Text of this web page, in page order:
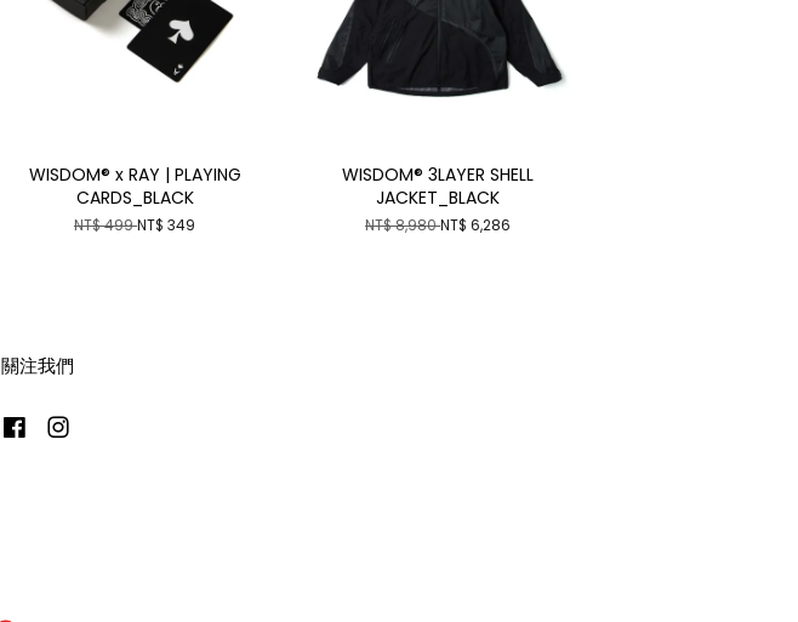
WISDOM® x RAY | PLAYING
CARDS_BLACK
NT$ 499NT$ 349
WISDOM® 3LAYER SHELL
JACKET_BLACK
NT$ 8,980NT$ 6,286
關注我們
Facebook